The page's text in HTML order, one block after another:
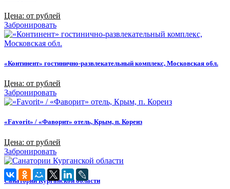
Цена: от рублей
Забронировать
«Континент» гостинично-развлекательный комплекс, Московская обл.
Цена: от рублей
Забронировать
«Favorit» / «Фаворит» отель, Крым, п. Кореиз
Цена: от рублей
Забронировать
Санатории Курганской области